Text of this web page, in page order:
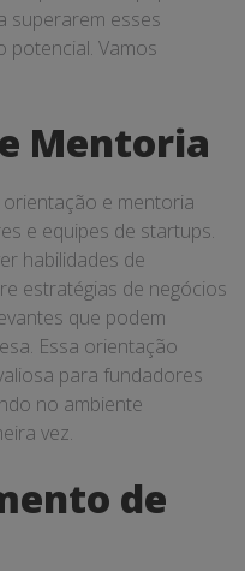
superarem esses
potencial. Vamos
Mentoria
e mentoria
e equipes de startups.
habilidades de
estratégias de negócios
que podem
Essa orientação
para fundadores
no ambiente
vez.
de